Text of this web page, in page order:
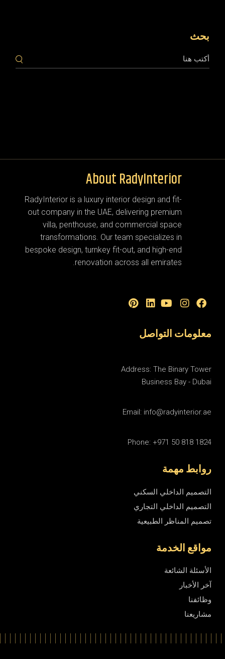
بحث
About RadyInterior
RadyInterior is a luxury interior design and fit-
out company in the UAE, delivering premium
villa, penthouse, and commercial space
transformations. Our team specializes in
bespoke design, turnkey fit-out, and high-end
renovation across all emirates.
معلومات التواصل
Address: The Binary Tower
Business Bay - Dubai
Email: info@radyinterior.ae
Phone: +971 50 818 1824
روابط مهمة
التصميم الداخلي السكني
التصميم الداخلي التجاري
تصميم المناظر الطبيعية
مواقع الخدمة
الأسئلة الشائعة
آخر الأخبار
وظائفنا
مشاريعنا